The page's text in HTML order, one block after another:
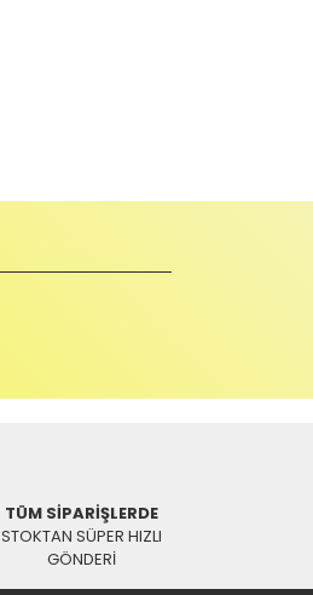
TÜM SİPARİŞLERDE
STOKTAN SÜPER HIZLI
GÖNDERİ